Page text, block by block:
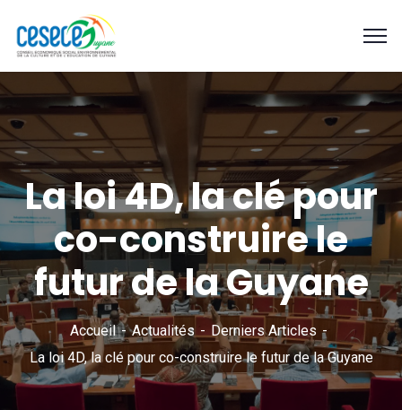
La loi 4D, la clé pour
co-construire le
futur de la Guyane
Accueil Actualités
Derniers Articles
La loi 4D, la clé pour co-construire le futur de la Guyane